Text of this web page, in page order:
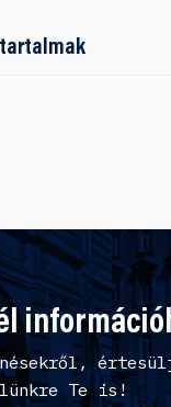
Te is!